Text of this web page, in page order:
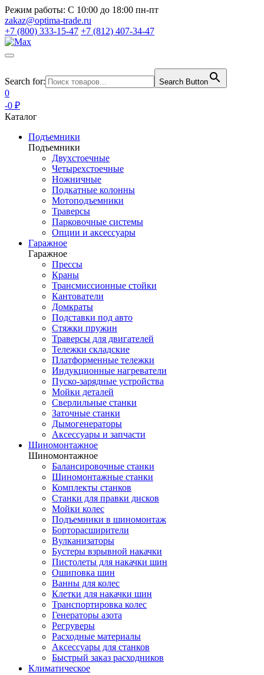
Режим работы: С 10:00 до 18:00 пн-пт
zakaz@optima-trade.ru
+7 (800) 333-15-47 +7 (812) 407-34-47
Search for: Search Button
0
-0 ₽
Каталог
Подъемники
Подъемники
Двухстоечные
Четырехстоечные
Ножничные
Подкатные колонны
Мотоподъемники
Траверсы
Парковочные системы
Опции и аксессуары
Гаражное
Гаражное
Прессы
Краны
Трансмиссионные стойки
Кантователи
Домкраты
Подставки под авто
Стяжки пружин
Траверсы для двигателей
Тележки складские
Платформенные тележки
Индукционные нагреватели
Пуско-зарядные устройства
Мойки деталей
Сверлильные станки
Заточные станки
Дымогенераторы
Аксессуары и запчасти
Шиномонтажное
Шиномонтажное
Балансировочные станки
Шиномонтажные станки
Комплекты станков
Станки для правки дисков
Мойки колес
Подъемники в шиномонтаж
Борторасширители
Вулканизаторы
Бустеры взрывной накачки
Пистолеты для накачки шин
Ошиповка шин
Ванны для колес
Клетки для накачки шин
Транспортировка колес
Генераторы азота
Регруверы
Расходные материалы
Аксессуары для станков
Быстрый заказ расходников
Климатическое